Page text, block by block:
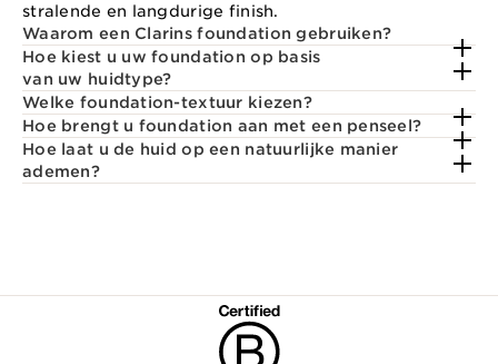
stralende en langdurige finish.
Waarom een Clarins foundation gebruiken?
Hoe kiest u uw foundation op basis
van uw huidtype?
Welke foundation-textuur kiezen?
Hoe brengt u foundation aan met een penseel?
Hoe laat u de huid op een natuurlijke manier
ademen?